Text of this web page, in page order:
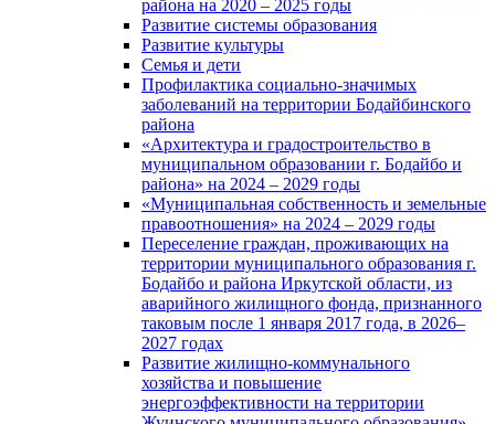
района на 2020 – 2025 годы
Развитие системы образования
Развитие культуры
Семья и дети
Профилактика социально-значимых
заболеваний на территории Бодайбинского
района
«Архитектура и градостроительство в
муниципальном образовании г. Бодайбо и
района» на 2024 – 2029 годы
«Муниципальная собственность и земельные
правоотношения» на 2024 – 2029 годы
Переселение граждан, проживающих на
территории муниципального образования г.
Бодайбо и района Иркутской области, из
аварийного жилищного фонда, признанного
таковым после 1 января 2017 года, в 2026–
2027 годах
Развитие жилищно-коммунального
хозяйства и повышение
энергоэффективности на территории